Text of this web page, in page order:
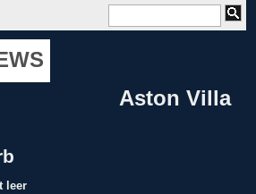
Aston Villa
leer